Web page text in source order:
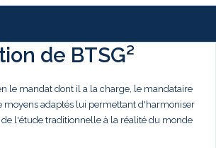
de BTSG²
le mandat dont il a la charge, le mandataire
moyens adaptés lui permettant d'harmoniser
l'étude traditionnelle à la réalité du monde